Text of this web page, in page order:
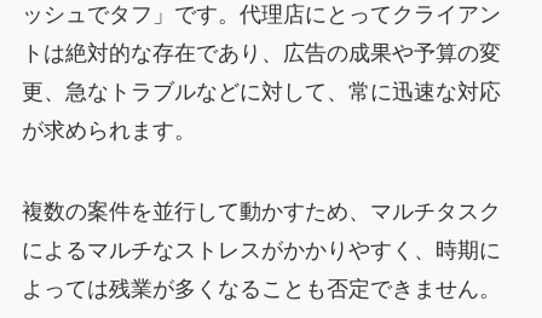
ッシュでタフ」です。代理店にとってクライアン
トは絶対的な存在であり、広告の成果や予算の変
更、急なトラブルなどに対して、常に迅速な対応
が求められます。
複数の案件を並行して動かすため、マルチタスク
によるマルチなストレスがかかりやすく、時期に
よっては残業が多くなることも否定できません。